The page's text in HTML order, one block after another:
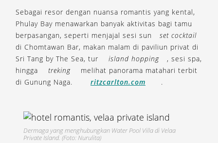
Sebagai resor dengan nuansa romantis yang kental,
Phulay Bay menawarkan banyak aktivitas bagi tamu
berpasangan, seperti menjajal sesi sun
set cocktail
di Chomtawan Bar, makan malam di paviliun privat di
Sri Tang by The Sea, tur
island hopping
, sesi spa,
hingga
treking
melihat panorama matahari terbit
di Gunung Naga.
ritzcarlton.com .
Dermaga yang menghubungkan Water Pool Villa di Velaa
Private Island. (Foto: Nurulita)